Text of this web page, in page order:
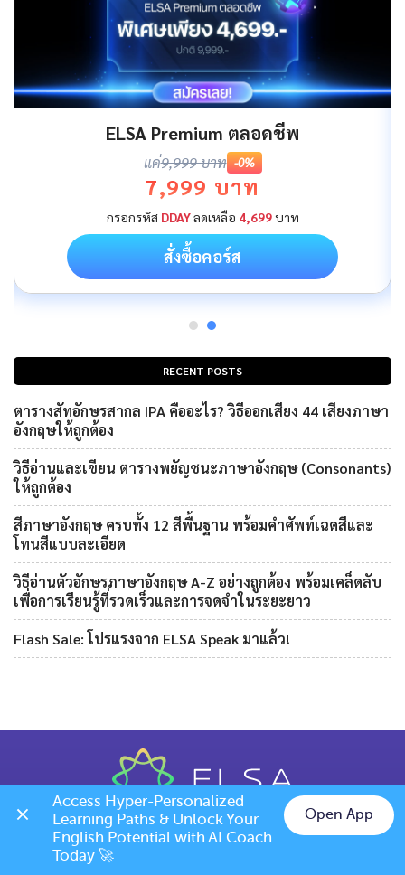
RECENT POSTS
ตารางสัทอักษรสากล IPA คืออะไร? วิธีออกเสียง 44 เสียงภาษา
อังกฤษให้ถูกต้อง
วิธีอ่านและเขียน ตารางพยัญชนะภาษาอังกฤษ (Consonants)
ให้ถูกต้อง
สีภาษาอังกฤษ ครบทั้ง 12 สีพื้นฐาน พร้อมคำศัพท์เฉดสีและ
โทนสีแบบละเอียด
วิธีอ่านตัวอักษรภาษาอังกฤษ A-Z อย่างถูกต้อง พร้อมเคล็ดลับ
เพื่อการเรียนรู้ที่รวดเร็วและการจดจำในระยะยาว
Flash Sale: โปรแรงจาก ELSA Speak มาแล้ว!
ELSA Premium ตลอดชีพ
แค่9,999 บาท -0%
7,999 บาท
กรอกรหัส DDAYลดเหลือ 4,699บาท
สั่งซื้อคอร์ส
Chat on LINE
Access Hyper-Personalized
Learning Paths & Unlock Your
English Potential with AI Coach
Today 🚀
Open App